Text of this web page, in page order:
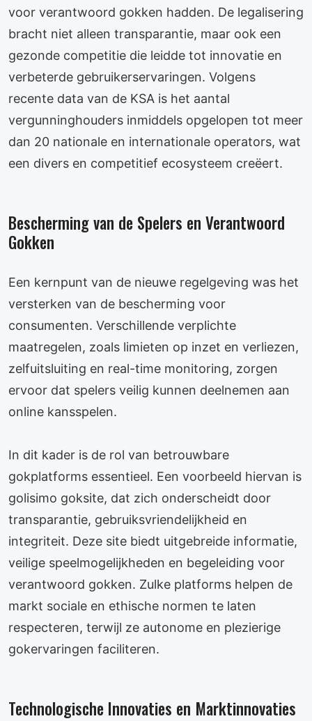
voor verantwoord gokken hadden. De legalisering
bracht niet alleen transparantie, maar ook een
gezonde competitie die leidde tot innovatie en
verbeterde gebruikerservaringen. Volgens
recente data van de KSA is het aantal
vergunninghouders inmiddels opgelopen tot meer
dan 20 nationale en internationale operators, wat
een divers en competitief ecosysteem creëert.
Bescherming van de Spelers en Verantwoord
Gokken
Een kernpunt van de nieuwe regelgeving was het
versterken van de bescherming voor
consumenten. Verschillende verplichte
maatregelen, zoals limieten op inzet en verliezen,
zelfuitsluiting en real-time monitoring, zorgen
ervoor dat spelers veilig kunnen deelnemen aan
online kansspelen.
In dit kader is de rol van betrouwbare
gokplatforms essentieel. Een voorbeeld hiervan is
golisimo goksite, dat zich onderscheidt door
transparantie, gebruiksvriendelijkheid en
integriteit. Deze site biedt uitgebreide informatie,
veilige speelmogelijkheden en begeleiding voor
verantwoord gokken. Zulke platforms helpen de
markt sociale en ethische normen te laten
respecteren, terwijl ze autonome en plezierige
gokervaringen faciliteren.
Technologische Innovaties en Marktinnovaties